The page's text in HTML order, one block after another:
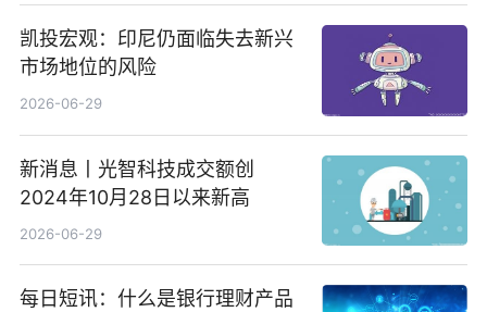
凯投宏观：印尼仍面临失去新兴
市场地位的风险
2026-06-29
新消息丨光智科技成交额创
2024年10月28日以来新高
2026-06-29
每日短讯：什么是银行理财产品